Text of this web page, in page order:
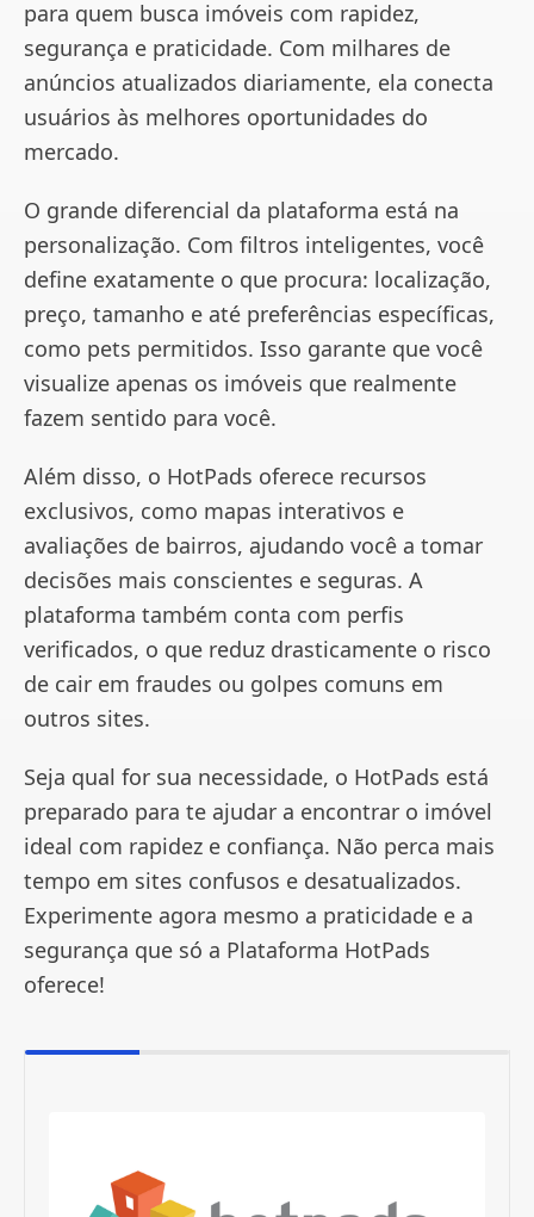
para quem busca imóveis com rapidez,
segurança e praticidade. Com milhares de
anúncios atualizados diariamente, ela conecta
usuários às melhores oportunidades do
mercado.
O grande diferencial da plataforma está na
personalização. Com filtros inteligentes, você
define exatamente o que procura: localização,
preço, tamanho e até preferências específicas,
como pets permitidos. Isso garante que você
visualize apenas os imóveis que realmente
fazem sentido para você.
Além disso, o HotPads oferece recursos
exclusivos, como mapas interativos e
avaliações de bairros, ajudando você a tomar
decisões mais conscientes e seguras. A
plataforma também conta com perfis
verificados, o que reduz drasticamente o risco
de cair em fraudes ou golpes comuns em
outros sites.
Seja qual for sua necessidade, o HotPads está
preparado para te ajudar a encontrar o imóvel
ideal com rapidez e confiança. Não perca mais
tempo em sites confusos e desatualizados.
Experimente agora mesmo a praticidade e a
segurança que só a Plataforma HotPads
oferece!